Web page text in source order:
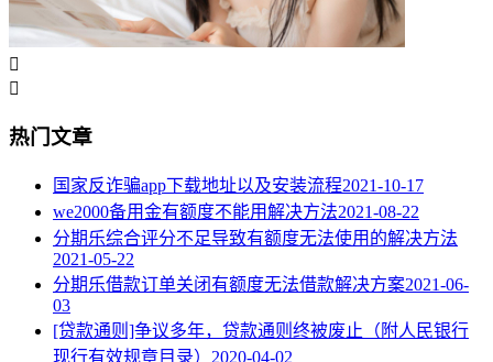


热门文章
国家反诈骗app下载地址以及安装流程2021-10-17
we2000备用金有额度不能用解决方法2021-08-22
分期乐综合评分不足导致有额度无法使用的解决方法
2021-05-22
分期乐借款订单关闭有额度无法借款解决方案2021-06-
03
[贷款通则]争议多年，贷款通则终被废止（附人民银行
现行有效规章目录） 2020-04-02